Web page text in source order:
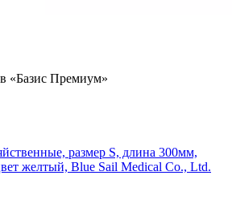
«Базис Премиум»
размер S, длина 300мм,
желтый, Blue Sail Medical Co., Ltd.